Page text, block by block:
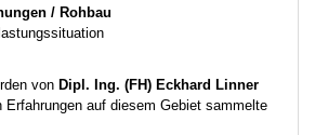
/ Rohbau
von Dipl. Ing. (FH) Eckhard Linner
Erfahrungen auf diesem Gebiet sammelte